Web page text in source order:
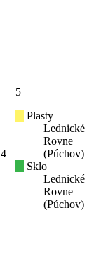
4
5
Plasty
Lednické
Rovne
(Púchov)
Sklo
Lednické
Rovne
(Púchov)